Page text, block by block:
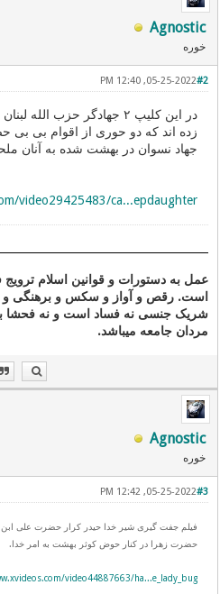
Agnostic
خوره
#2
05-25-2022, 12:40 PM
در این کلیپ ۲ جهادگر حزب
زده اند که دو حوری از اقوام بی بی
جهاد نسوان در بهشت شده به آنان
video29425483/ca...epdaughter
عمل به دستورات و قوانین اسلام
است. رقص و آواز و سکس و برهنگی و
شریک جنسی نه فساد است و نه فحشا
مردان جامعه میباشد.
Agnostic
خوره
#3
05-25-2022, 12:42 PM
فیلم جفت گیری شیر خدا حیدر کرار حضرت علی ابن
حضرت زهرا در کنار حوض کوثر بهشت به امر خدا.
video44887663/ha...e_lady_bug